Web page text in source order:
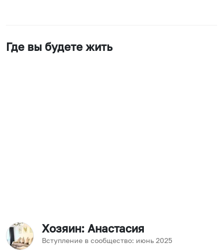
Где вы будете жить
Хозяин: Анастасия
Вступление в сообщество: июнь 2025